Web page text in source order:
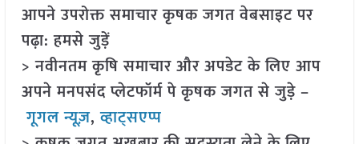
आपने उपरोक्त समाचार कृषक जगत वेबसाइट पर
पढ़ा: हमसे जुड़ें
> नवीनतम कृषि समाचार और अपडेट के लिए आप
अपने मनपसंद प्लेटफॉर्म पे कृषक जगत से जुड़े –
गूगल न्यूज़,व्हाट्सएप्प